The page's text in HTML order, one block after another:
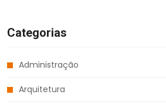
Categorias
Administração
Arquitetura